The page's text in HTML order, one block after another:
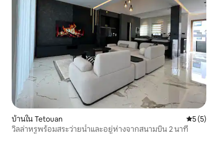
บ้านใน Tetouan คะแนนเฉ
5 (5)
วิลล่าหรูพร้อมสระว่ายน้ำและอยู่ห่างจากสนามบิน 2 นาที